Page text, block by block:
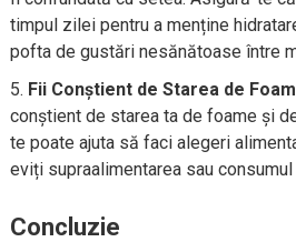
timpul zilei pentru a menține
pofta de gustări nesănătoase între
Fii Conștient de Starea de
conștient de starea ta de foame și
te poate ajuta să faci alegeri
eviți supraalimentarea sau
Concluzie